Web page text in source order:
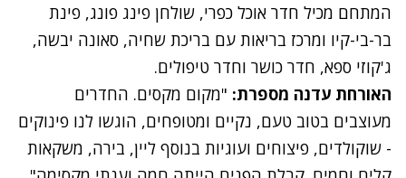
המתחם מכיל חדר אוכל כפרי, שולחן פינג פונג, פינת
בר-בי-קיו ומרכז בריאות עם בריכת שחיה, סאונה יבשה,
ג'קוזי ספא, חדר כושר וחדר טיפולים.
האורחת עדנה מספרת: "מקום מקסים. החדרים
מעוצבים בטוב טעם, נקיים ומטופחים, הוגשו לנו פינוקים
- שוקולדים, פיצוחים ועוגיות בנוסף ליין, בירה, משקאות